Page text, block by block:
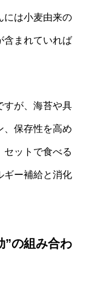
には小麦由来の
含まれていれば
すが、海苔や具
、保存性を高め
セットで食べる
ギー補給と消化
”の組み合わ